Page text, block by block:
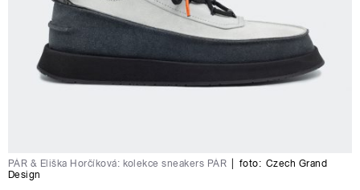
PÁR & Eliška Horčíková: kolekce sneakers PÁR foto: Czech Grand
Design